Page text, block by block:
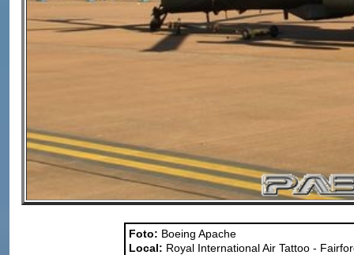
Foto: Boeing Apache
Local: Royal International Air Tattoo -